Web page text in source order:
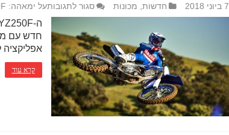
7 ביוני 2018 חדשות, מכונות סגור לתגובותעל ימאהה: YZ250F חדש ל-2019
חדש עם
אפליקציה
קרא עוד